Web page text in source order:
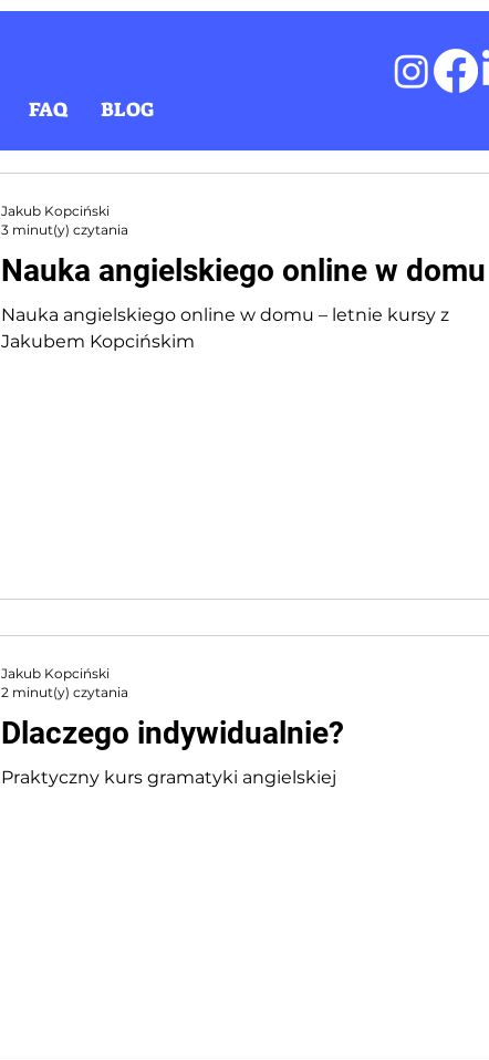
FAQ BLOG
Nauka angielskiego online w domu
Nauka angielskiego online w domu – letnie kursy z
Jakubem Kopcińskim
Jakub Kopciński
3 minut(y) czytania
Dlaczego indywidualnie?
Praktyczny kurs gramatyki angielskiej
Jakub Kopciński
2 minut(y) czytania